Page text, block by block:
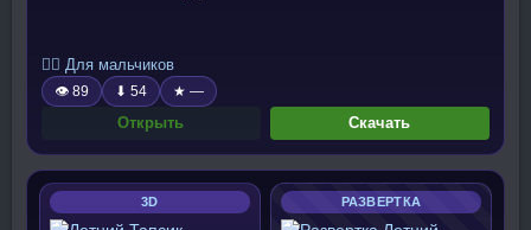
🧍‍♂️ Для мальчиков
👁 89 ⬇ 54 ★ —
Открыть Скачать
3D РАЗВЕРТКА